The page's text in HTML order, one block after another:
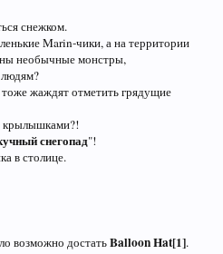
снежком.
Marin-чики, а на территории
необычные монстры,
жаждят отметить грядущие
крылышками?!
снегопад"!
в столице.
возможно достатьBalloon Hat[1].